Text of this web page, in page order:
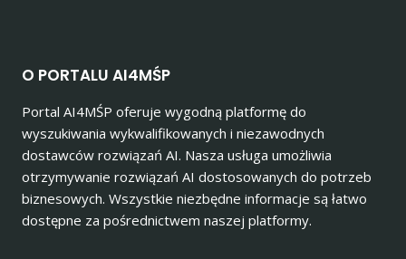
O PORTALU AI4MŚP
Portal AI4MŚP oferuje wygodną platformę do
wyszukiwania wykwalifikowanych i niezawodnych
dostawców rozwiązań AI. Nasza usługa umożliwia
otrzymywanie rozwiązań AI dostosowanych do potrzeb
biznesowych. Wszystkie niezbędne informacje są łatwo
dostępne za pośrednictwem naszej platformy.